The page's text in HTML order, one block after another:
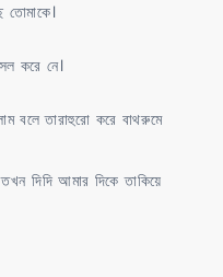
করে নে।
বলে তারাহুরো করে বাথরুমে
দিদি আমার দিকে তাকিয়ে